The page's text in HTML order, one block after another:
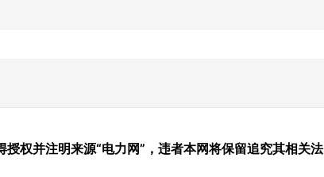
权并注明来源“电力网”，违者本网将保留追究其相关法